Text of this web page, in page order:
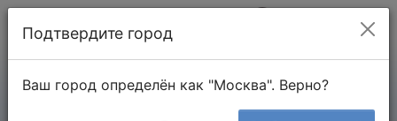
Подтвердите город
Ваш город определён как "Москва". Верно?